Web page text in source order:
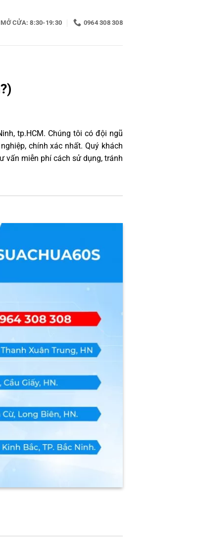
MỞ CỬA: 8:30-19:30 0964 308 308
tp.HCM. Chúng tôi có đội ngũ
chính xác nhất. Quý khách
vấn miễn phí cách sử dụng, tránh